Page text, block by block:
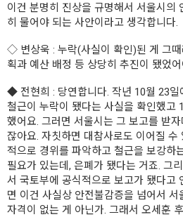
이건 분명히 진상을 규명해서 서울시의
히 물어야 되는 사안이라고 생각합니다.
◇ 변상욱 : 누락(사실이 확인)된 게 그
획과 예산 배정 등 상당히 추진이 됐었
◆ 전현희 : 당연합니다. 작년 10월 23
철근이 누락이 됐다는 사실을 확인했고
했어요. 그러면 서울시는 그 보고를 받
잖아요. 자칫하면 대참사로도 이어질 수
적으로 경위를 파악하고 철근을 보강하
필요가 있는데, 은폐가 됐다는 거죠. 그
서 국토부에 공식적으로 보고가 됐다고
면 이건 사실상 안전불감증을 넘어서
자격이 없는 게 아닌가. 그래서 오세훈